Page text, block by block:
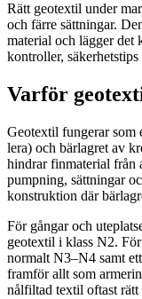
Rätt geotextil under
och färre sättningar.
material och lägger det
kontroller,
Varför
Geotextil fungerar som
lera) och bärlagret av
hindrar finmaterial från
pumpning, sättningar
konstruktion där
För gångar och
geotextil i klass N2.
normalt N3–N4 samt
framför allt som
nålfiltad textil oftast